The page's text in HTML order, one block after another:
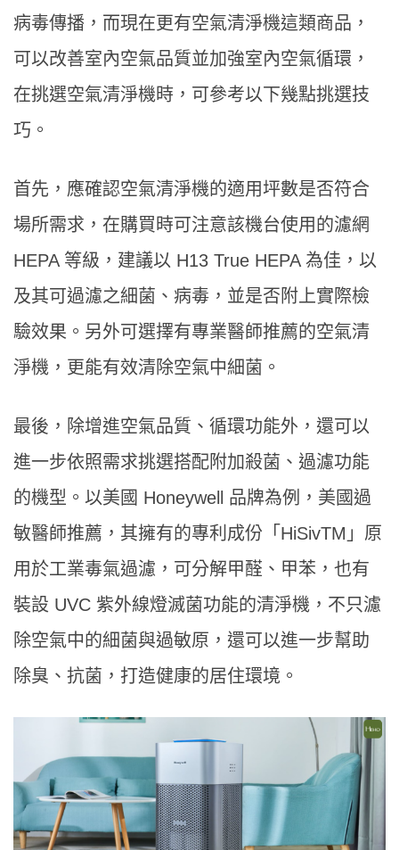
病毒傳播，而現在更有空氣清淨機這類商品，
可以改善室內空氣品質並加強室內空氣循環，
在挑選空氣清淨機時，可參考以下幾點挑選技
巧。
首先，應確認空氣清淨機的適用坪數是否符合
場所需求，在購買時可注意該機台使用的濾網
HEPA 等級，建議以 H13 True HEPA 為佳，以
及其可過濾之細菌、病毒，並是否附上實際檢
驗效果。另外可選擇有專業醫師推薦的空氣清
淨機，更能有效清除空氣中細菌。
最後，除增進空氣品質、循環功能外，還可以
進一步依照需求挑選搭配附加殺菌、過濾功能
的機型。以美國 Honeywell 品牌為例，美國過
敏醫師推薦，其擁有的專利成份「HiSivTM」原
用於工業毒氣過濾，可分解甲醛、甲苯，也有
裝設 UVC 紫外線燈滅菌功能的清淨機，不只濾
除空氣中的細菌與過敏原，還可以進一步幫助
除臭、抗菌，打造健康的居住環境。